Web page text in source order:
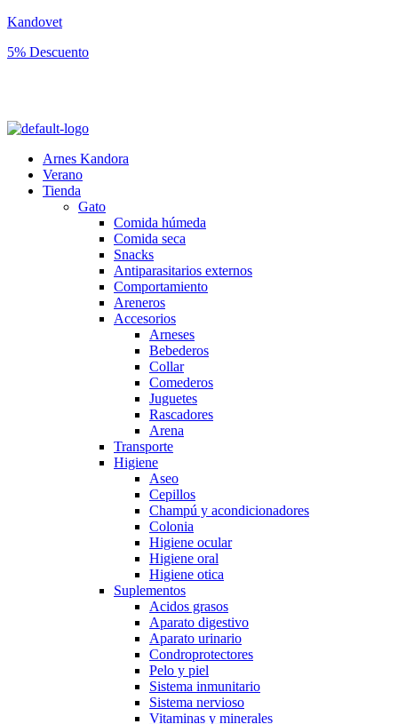
Kandovet
5% Descuento
Arnes Kandora
Verano
Tienda
Gato
Comida húmeda
Comida seca
Snacks
Antiparasitarios externos
Comportamiento
Areneros
Accesorios
Arneses
Bebederos
Collar
Comederos
Juguetes
Rascadores
Arena
Transporte
Higiene
Aseo
Cepillos
Champú y acondicionadores
Colonia
Higiene ocular
Higiene oral
Higiene otica
Suplementos
Acidos grasos
Aparato digestivo
Aparato urinario
Condroprotectores
Pelo y piel
Sistema inmunitario
Sistema nervioso
Vitaminas y minerales